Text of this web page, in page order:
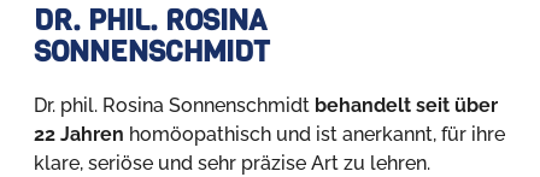
DR. PHIL. ROSINA
SONNENSCHMIDT
Dr. phil. Rosina Sonnenschmidt behandelt seit über
22 Jahren homöopathisch und ist anerkannt, für ihre
klare, seriöse und sehr präzise Art zu lehren.